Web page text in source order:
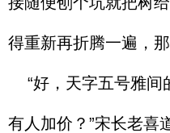
得重新再折腾一遍，那
“好，天字五号雅间
有人加价？”宋长老喜